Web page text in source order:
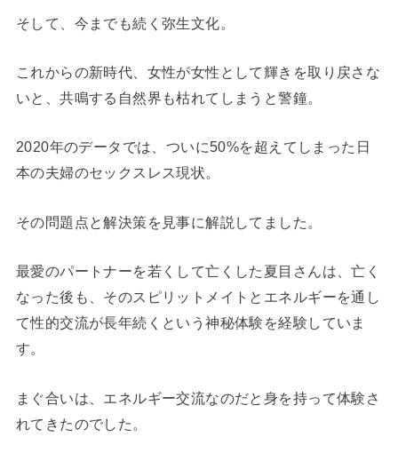
そして、今までも続く弥生文化。
これからの新時代、女性が女性として輝きを取り戻さな
いと、共鳴する自然界も枯れてしまうと警鐘。
2020年のデータでは、ついに50%を超えてしまった日
本の夫婦のセックスレス現状。
その問題点と解決策を見事に解説してました。
最愛のパートナーを若くして亡くした夏目さんは、亡く
なった後も、そのスピリットメイトとエネルギーを通し
て性的交流が長年続くという神秘体験を経験していま
す。
まぐ合いは、エネルギー交流なのだと身を持って体験さ
れてきたのでした。